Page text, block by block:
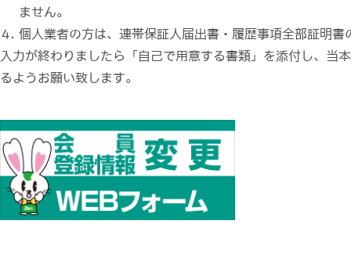
ません。
個人業者の方は、連帯保証人届出書・履歴事項全部証明書
入力が終わりましたら「自己で用意する書類」を添付し、当
るようお願い致します。